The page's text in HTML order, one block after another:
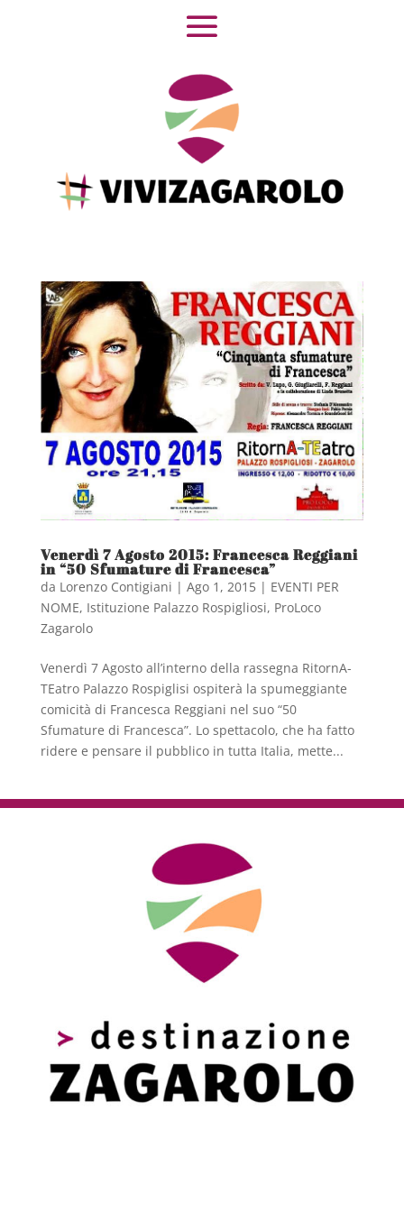
Venerdì 7 Agosto 2015: Francesca Reggiani
in “50 Sfumature di Francesca”
da Lorenzo Contigiani | Ago 1, 2015| EVENTI PER
NOME, Istituzione Palazzo Rospigliosi, ProLoco
Zagarolo
Venerdì 7 Agosto all’interno della rassegna RitornA-
TEatro Palazzo Rospiglisi ospiterà la spumeggiante
comicità di Francesca Reggiani nel suo “50
Sfumature di Francesca”. Lo spettacolo, che ha fatto
ridere e pensare il pubblico in tutta Italia, mette...